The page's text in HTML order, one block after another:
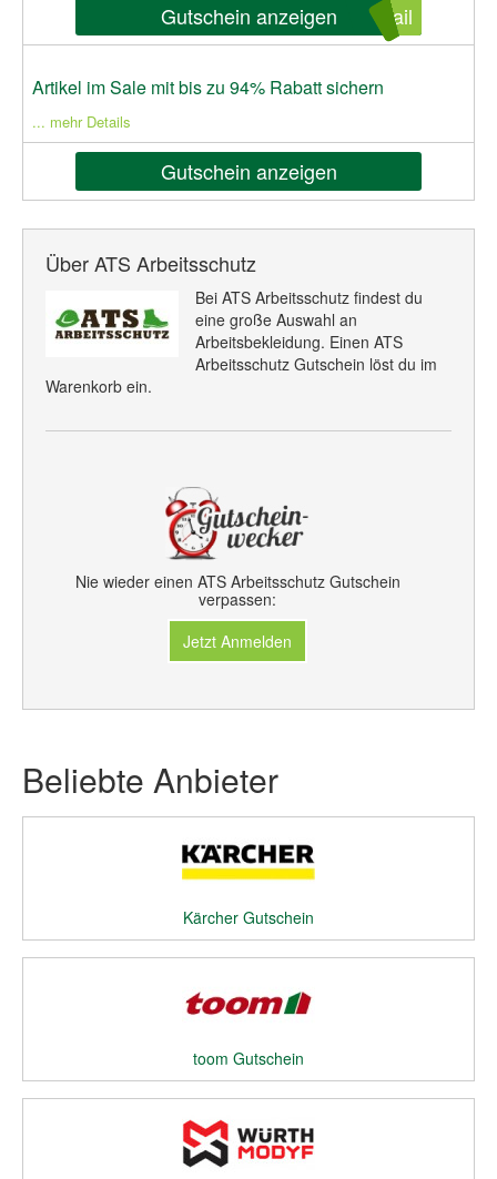
Gutschein anzeigen ail
Artikel im Sale mit bis zu 94% Rabatt sichern
... mehr Details
Gutschein anzeigen
Über ATS Arbeitsschutz
Bei ATS Arbeitsschutz findest du
eine große Auswahl an
Arbeitsbekleidung. Einen ATS
Arbeitsschutz Gutschein löst du im
Warenkorb ein.
Nie wieder einen ATS Arbeitsschutz Gutschein
verpassen:
Jetzt Anmelden
Beliebte Anbieter
Kärcher Gutschein
toom Gutschein